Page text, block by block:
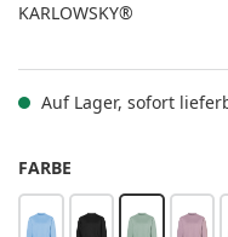
KARLOWSKY®
Auf Lager, sofort
FARBE